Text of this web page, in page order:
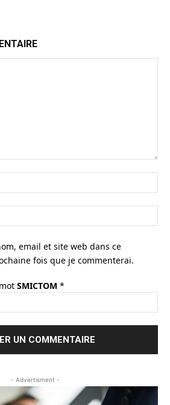
:*
:*
email et site web dans ce
fois que je commenterai.
SMICTOM *
- Advertisment -